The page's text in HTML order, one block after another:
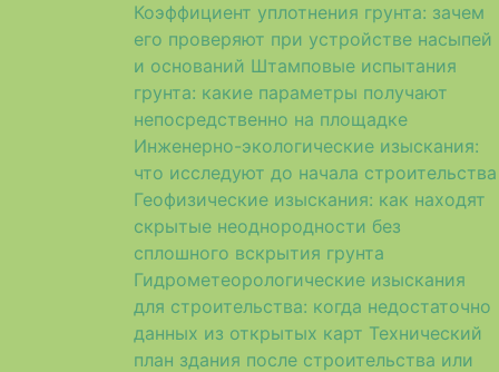
Коэффициент уплотнения грунта: зачем
его проверяют при устройстве насыпей
и оснований Штамповые испытания
грунта: какие параметры получают
непосредственно на площадке
Инженерно-экологические изыскания:
что исследуют до начала строительства
Геофизические изыскания: как находят
скрытые неоднородности без
сплошного вскрытия грунта
Гидрометеорологические изыскания
для строительства: когда недостаточно
данных из открытых карт Технический
план здания после строительства или